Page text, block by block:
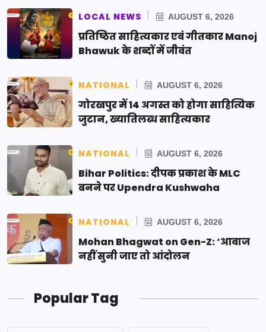
LOCAL NEWS AUGUST 6, 2026
प्रतिष्ठित साहित्यकार एवं गीतकार Manoj
Bhawuk के शब्दों में जीवंत
NATIONAL AUGUST 6, 2026
गोरखपुर में 14 अगस्त को होगा साहित्यिक
जुटान, ख्यातिलब्ध साहित्यकार
NATIONAL AUGUST 6, 2026
Bihar Politics: दीपक प्रकाश के MLC
बनने पर Upendra Kushwaha
NATIONAL AUGUST 6, 2026
Mohan Bhagwat on Gen-Z: ‘आवाज
नहीं सुनी जाए तो आंदोलन
Popular Tag